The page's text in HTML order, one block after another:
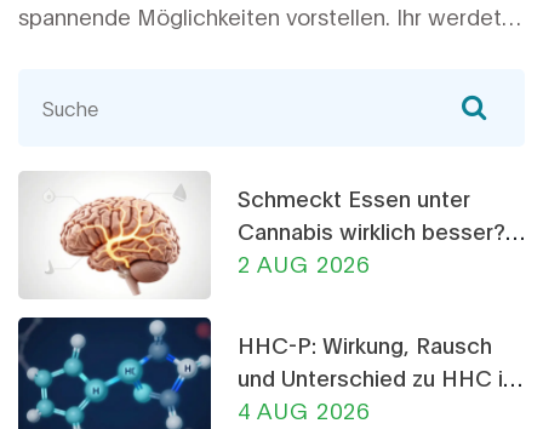
spannende Möglichkeiten vorstellen. Ihr werdet
lecker, sondern auch gesund sind. Von
– lasst uns gemeinsam die Welt der alkoholfreien
Getränke erkunden! Ich freue mich, Euch meine
Favoriten und einige kreative Ideen zu
präsentieren, die Euer Durstgefühl ohne Alkohol
stillen können.
Schmeckt Essen unter
Cannabis wirklich besser?
Die Wissenschaft dahinter
2 AUG 2026
HHC-P: Wirkung, Rausch
und Unterschied zu HHC im
Detail
4 AUG 2026